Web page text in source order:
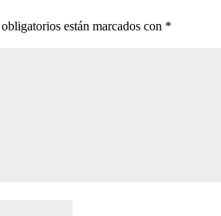
están marcados con *